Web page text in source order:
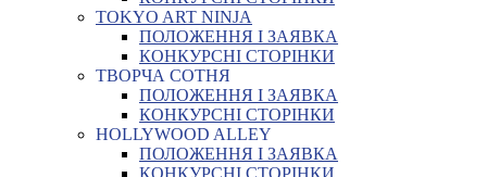
TOKYO ART NINJA
ПОЛОЖЕННЯ І ЗАЯВКА
КОНКУРСНІ СТОРІНКИ
ТВОРЧА СОТНЯ
ПОЛОЖЕННЯ І ЗАЯВКА
КОНКУРСНІ СТОРІНКИ
HOLLYWOOD ALLEY
ПОЛОЖЕННЯ І ЗАЯВКА
КОНКУРСНІ СТОРІНКИ